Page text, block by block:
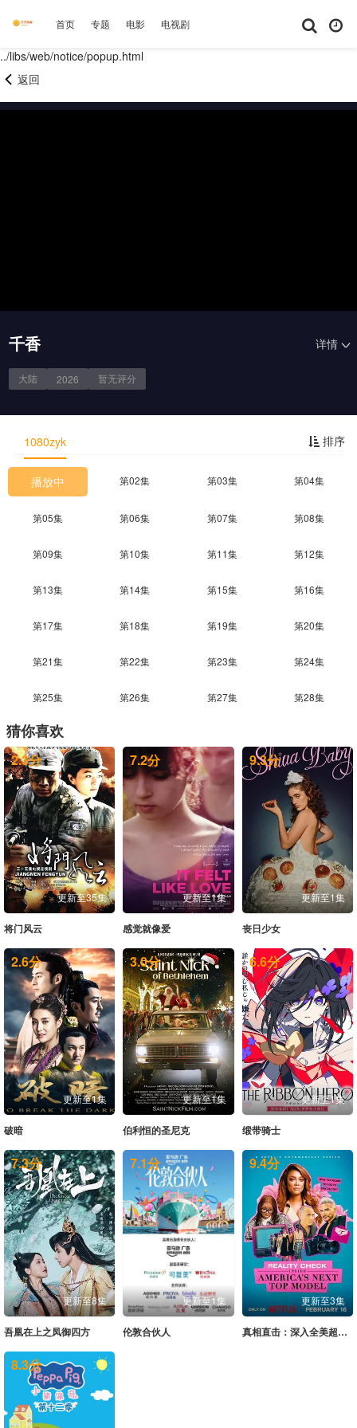
首页 专题 电影 电视剧 短剧大全 体育
../libs/web/notice/popup.html
返回
千香 详情
大陆 2026 暂无评分
剧情简介 排序
1080zyk
播放中 第02集 第03集 第04集
第05集 第06集 第07集 第08集
第09集 第10集 第11集 第12集
第13集 第14集 第15集 第16集
第17集 第18集 第19集 第20集
第21集 第22集 第23集 第24集
第25集 第26集 第27集 第28集
第29集
第33集
猜你喜欢
2.3分
更新至35集
将门风云
7.2分
更新至1集
感觉就像爱
9.3分
更新至1集
丧日少女
2.6分
更新至1集
破暗
3.0分
更新至1集
伯利恒的圣尼克
6.6分
更新至1集
缎带骑士
7.3分
更新至8集
吾凰在上之凤御四方
7.1分
更新至1集
伦敦合伙人
9.4分
更新至3集
真相直击：深入全美超模大赛第一季
8.3分